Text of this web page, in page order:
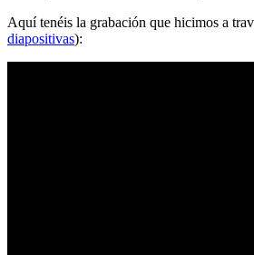
Aquí tenéis la grabación que hicimos a
diapositivas):